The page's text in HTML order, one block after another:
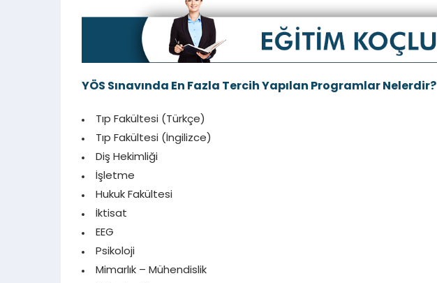
YÖS Sınavında En Fazla Tercih Yapılan Programlar Nelerdir?
Tıp Fakültesi (Türkçe)
Tıp Fakültesi (İngilizce)
Diş Hekimliği
İşletme
Hukuk Fakültesi
İktisat
EEG
Psikoloji
Mimarlık – Mühendislik